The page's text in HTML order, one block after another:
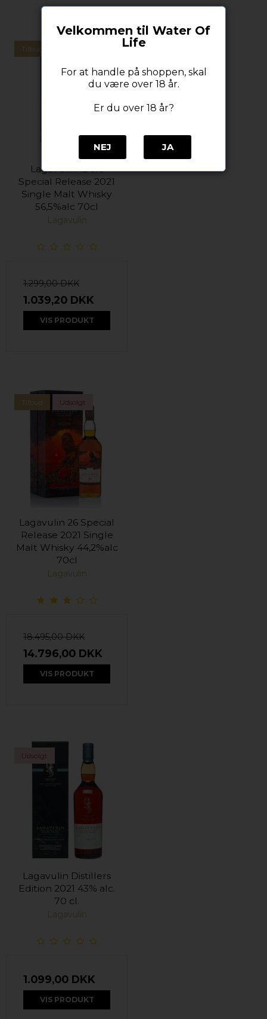
Tilbud
Lagavulin 12 års
Special Release 2021
Single Malt Whisky
56,5%alc 70cl
Lagavulin
1.299,00 DKK
1.039,20 DKK
VIS PRODUKT
Tilbud Udsolgt
Lagavulin 26 Special
Release 2021 Single
Malt Whisky 44,2%alc
70cl
Lagavulin
18.495,00 DKK
14.796,00 DKK
VIS PRODUKT
Udsolgt
Lagavulin Distillers
Edition 2021 43% alc.
70 cl.
Lagavulin
1.099,00 DKK
VIS PRODUKT
Velkommen til Water Of
Life
For at handle på shoppen, skal
du være over 18 år.
Er du over 18 år?
NEJ JA